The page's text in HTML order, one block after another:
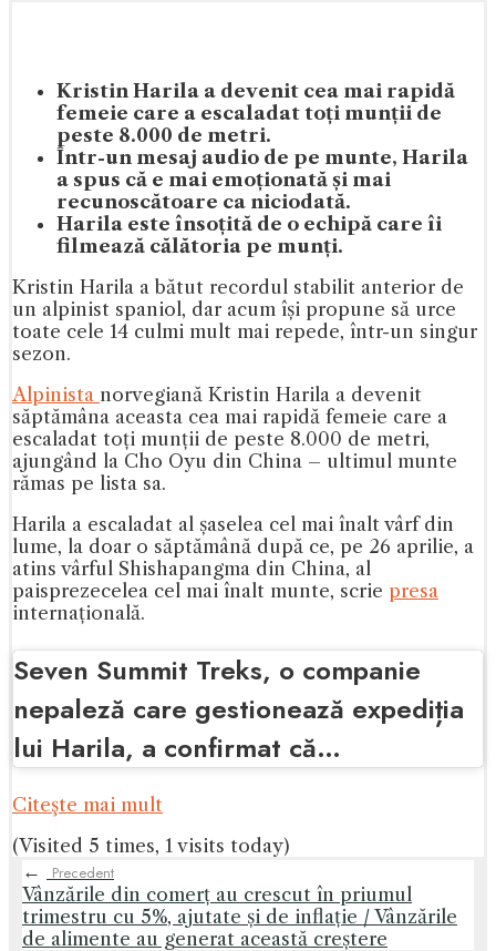
Kristin Harila a devenit cea mai rapidă
femeie care a escaladat toți munții de
peste 8.000 de metri.
Într-un mesaj audio de pe munte, Harila
a spus că e mai emoționată și mai
recunoscătoare ca niciodată.
Harila este însoțită de o echipă care îi
filmează călătoria pe munți.
Kristin Harila a bătut recordul stabilit anterior de
un alpinist spaniol, dar acum își propune să urce
toate cele 14 culmi mult mai repede, într-un singur
sezon.
Alpinista norvegiană Kristin Harila a devenit
săptămâna aceasta cea mai rapidă femeie care a
escaladat toți munții de peste 8.000 de metri,
ajungând la Cho Oyu din China – ultimul munte
rămas pe lista sa.
Harila a escaladat al șaselea cel mai înalt vârf din
lume, la doar o săptămână după ce, pe 26 aprilie, a
atins vârful Shishapangma din China, al
paisprezecelea cel mai înalt munte, scrie presa
internațională.
Seven Summit Treks, o companie
nepaleză care gestionează expediția
lui Harila, a confirmat că…
Citeşte mai mult
(Visited 5 times, 1 visits today)
←
Precedent
Vânzările din comerț au crescut în priumul
trimestru cu 5%, ajutate și de inflație / Vânzările
de alimente au generat această creștere